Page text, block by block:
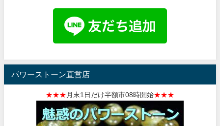
パワーストーン直営店
★★★ 月末1日だけ半額市08時開始★★★